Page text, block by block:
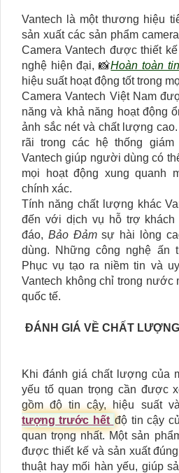
Vantech là một thương hiệu
sản xuất các sản phẩm
Camera Vantech được thiết
nghệ hiện đại, 📸Hoàn toàn
hiệu suất hoạt động tốt trong
Camera Vantech Việt Nam
năng và khả năng hoạt động
ảnh sắc nét và chất lượng
rãi trong các hệ thống giám
Vantech giúp người dùng có
mọi hoạt động xung quanh
chính xác.
Tính năng chất lượng khác
đến với dịch vụ hỗ trợ khách
đáo, Bảo Đảmsự hài lòng
dùng. Những công nghệ ấn
Phục vụ tạo ra niềm tin và
Vantech không chỉ trong nước
quốc tế.
ĐÁNH GIÁ VỀ CHẤT
Khi đánh giá chất lượng của
yếu tố quan trọng cần được
gồm độ tin cậy, hiệu suất
tượng trước hết độ tin cậy
quan trọng nhất. Một sản
được thiết kế và sản xuất
thuật hay mối hàn yếu, giúp